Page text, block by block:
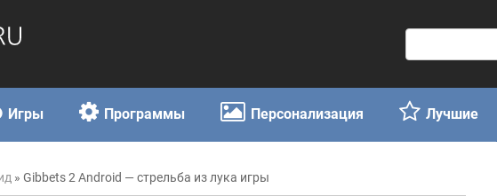
о
с
к
:
Игры Программы Персонализация Лучшие
» Gibbets 2 Android — стрельба из лука игры